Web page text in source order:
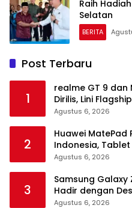
Raih
Selatan
BERITA
Post Terbaru
1
realme GT 9 dan
Dirilis, Lini
Agustus 6, 2026
2
Huawei MatePad
Indonesia,
Agustus 6, 2026
3
Samsung Galaxy
Hadir dengan
Agustus 6, 2026